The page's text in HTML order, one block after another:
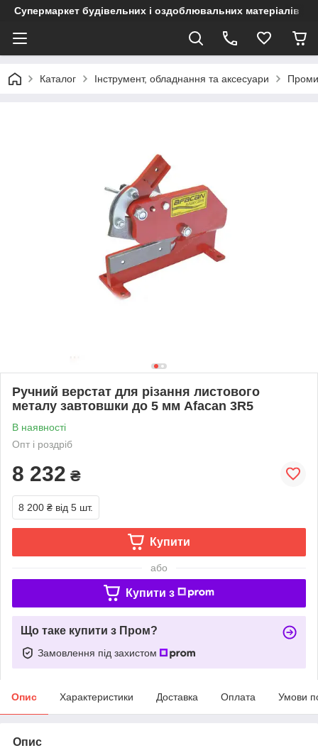
Супермаркет будівельних і оздоблювальних матеріалів
Каталог Інструмент, обладнання та аксесуари
Ручний верстат для різання листового
металу завтовшки до 5 мм Afacan 3R5
В наявності
Опт і роздріб
8 232 ₴
8 200 ₴ від 5 шт.
Купити
або
Купити з
Що таке купити з Пром?
Замовлення під захистом
Опис Характеристики Доставка Оплата Умови
Опис